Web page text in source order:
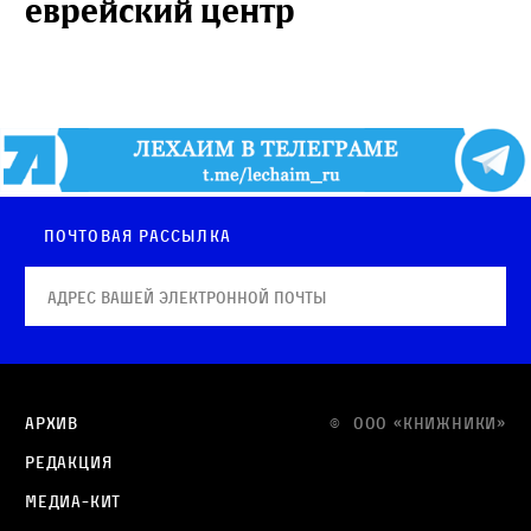
еврейский центр
Почтовая рассылка
© OOO «КНИЖНИКИ»
Архив
Редакция
Медиа-кит